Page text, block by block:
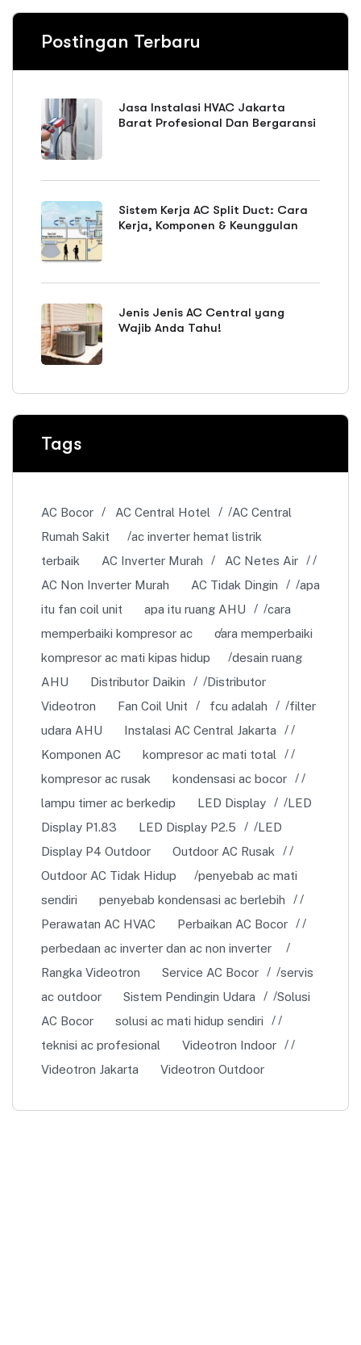
Postingan Terbaru
Jasa Instalasi HVAC Jakarta
Barat Profesional Dan Bergaransi
Sistem Kerja AC Split Duct: Cara
Kerja, Komponen & Keunggulan
Jenis Jenis AC Central yang
Wajib Anda Tahu!
Tags
AC Bocor AC Central Hotel
AC Central
Rumah Sakit
ac inverter hemat listrik
terbaik
AC Inverter Murah
AC Netes Air
AC Non Inverter Murah
AC Tidak Dingin
apa
itu fan coil unit
apa itu ruang AHU
cara
memperbaiki kompresor ac
cara memperbaiki
kompresor ac mati kipas hidup
desain ruang
AHU
Distributor Daikin
Distributor
Videotron
Fan Coil Unit fcu adalah
filter
udara AHU
Instalasi AC Central Jakarta
Komponen AC
kompresor ac mati total
kompresor ac rusak
kondensasi ac bocor
lampu timer ac berkedip
LED Display
LED
Display P1.83
LED Display P2.5
LED
Display P4 Outdoor
Outdoor AC Rusak
Outdoor AC Tidak Hidup
penyebab ac mati
sendiri
penyebab kondensasi ac berlebih
Perawatan AC HVAC
Perbaikan AC Bocor
perbedaan ac inverter dan ac non inverter
Rangka Videotron
Service AC Bocor
servis
ac outdoor
Sistem Pendingin Udara
Solusi
AC Bocor
solusi ac mati hidup sendiri
teknisi ac profesional
Videotron Indoor
Videotron Jakarta
Videotron Outdoor